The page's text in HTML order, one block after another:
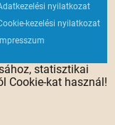
nyilatkozat
kezelési nyilatkozat
Impresszum
statisztikai
Cookie-kat használ!